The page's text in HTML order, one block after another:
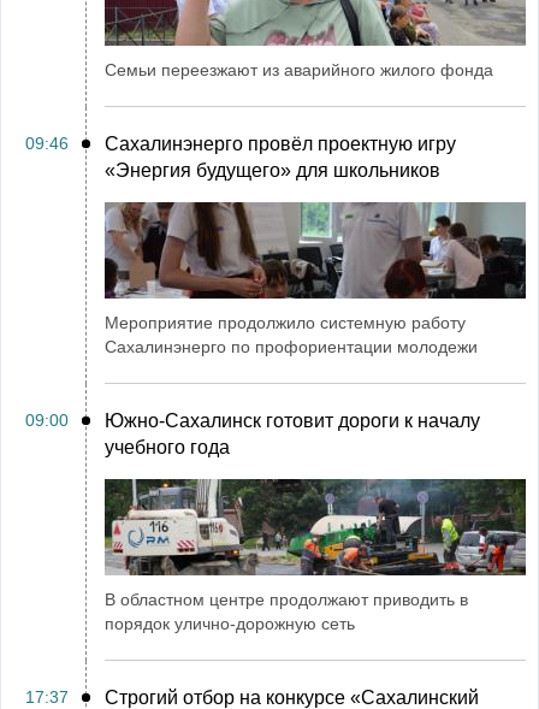
Семьи переезжают из аварийного жилого фонда
09:46
Сахалинэнерго провёл проектную игру
«Энергия будущего» для школьников
Мероприятие продолжило системную работу
Сахалинэнерго по профориентации молодежи
09:00
Южно-Сахалинск готовит дороги к началу
учебного года
В областном центре продолжают приводить в
порядок улично-дорожную сеть
17:37
Строгий отбор на конкурсе «Сахалинский